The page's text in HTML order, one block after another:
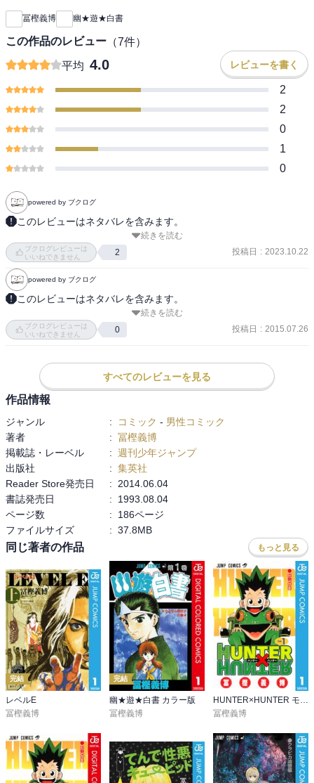
冨樫義博 幽★遊★白書
この作品のレビュー （7件）
平均 4.0 レビューを書く
2
2
0
1
0
powered by ブクログ
このレビューはネタバレを含みます。
浦飯チームの優勝により暗黒武術会は幕を閉じた。だがすぐさま新
たな事件が! 人間界にただならぬ動きがあるとの報告を受けたコエン
マは、幽助に連絡をとる。しかしその幽助自身が…!?
・‥…━━━☆・‥…━━━☆・‥…━━━☆
続きを読む
ブクログレビューは
いいねできません
2 投稿日 : 2023.10.22
powered by ブクログ
このレビューはネタバレを含みます。
暗黒武術会編が終わり魔界の扉編、いわゆる仙水忍編に突入。普通
に幽助をかついで走る螢子。って、そうかこいつらまだ中学生か。
まう飛影。良い。しかしこいつは一々理由を用意してやらないと協
力してくんないな。章が変わったことでバトルの雰囲気も一変した
印象。「世話ばかりかけちまったな……」
続きを読む
ブクログレビューは
いいねできません
0 投稿日 : 2015.07.26
すべてのレビューを見る
作品情報
ジャンル : コミック - 男性コミック
著者
: 冨樫義博
掲載誌・レーベル
: 週刊少年ジャンプ
出版社
: 集英社
Reader Store発売日
:
2014.06.04
書誌発売日
:
1993.08.04
ページ数
:
186ページ
ファイルサイズ
: 37.8MB
同じ著者の作品 もっと見る
完結
レベルE
冨樫義博
完結
幽★遊★白書 カラー版
冨樫義博
HUNTER×HUNTER モノクロ版
冨樫義博